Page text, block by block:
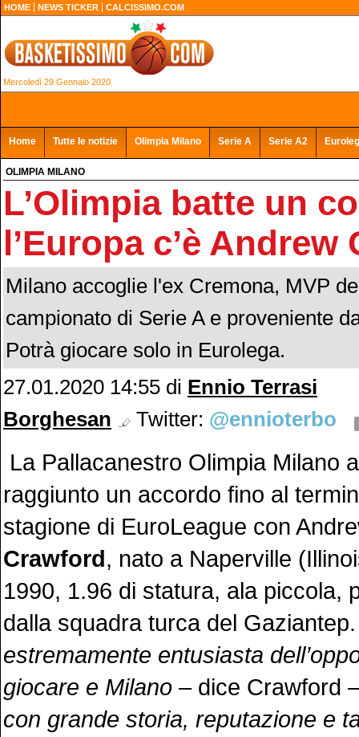
HOME NEWS TICKER CALCISSIMO.COM
Mercoledì 29 Gennaio 2020
Home Tutte le notizie Olimpia Milano Serie A Serie A2
OLIMPIA MILANO
L’Olimpia batte un
l’Europa c’è Andrew
Milano accoglie l'ex Cremona, MVP
campionato di Serie A e proveniente
Potrà giocare solo in Eurolega.
27.01.2020 14:55 di Ennio Terrasi
Borghesan
Twitter: @ennioterbo
La Pallacanestro Olimpia Milano
raggiunto un accordo fino al
stagione di EuroLeague con
Crawford, nato a Naperville
1990, 1.96 di statura, ala piccola,
dalla squadra turca del Gaziantep.
estremamente entusiasta
giocare e Milano – dice Crawford
con grande storia, reputazione e